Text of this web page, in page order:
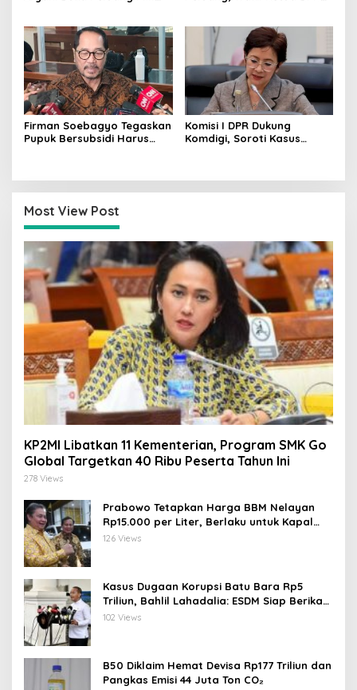
Firman Soebagyo Tegaskan
Pupuk Bersubsidi Harus
Komisi I DPR Dukung
Komdigi, Soroti Kasus
Most View Post
KP2MI Libatkan 11 Kementerian, Program SMK Go
Global Targetkan 40 Ribu Peserta Tahun Ini
278 Views
Prabowo Tetapkan Harga BBM Nelayan
Rp15.000 per Liter, Berlaku untuk Kapal
30-200 GT
126 Views
Kasus Dugaan Korupsi Batu Bara Rp5
Triliun, Bahlil Lahadalia: ESDM Siap Berikan
Data
102 Views
B50 Diklaim Hemat Devisa Rp177 Triliun dan
Pangkas Emisi 44 Juta Ton CO₂